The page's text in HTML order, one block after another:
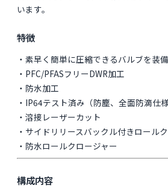
います。
特徴
・素早く簡単に圧縮できるバルブを装備
・PFC/PFASフリーDWR加工
・防水加工
・IP64テスト済み（防塵、全面防滴仕様
・溶接レーザーカット
・サイドリリースバックル付きロール
・防水ロールクロージャー
構成内容